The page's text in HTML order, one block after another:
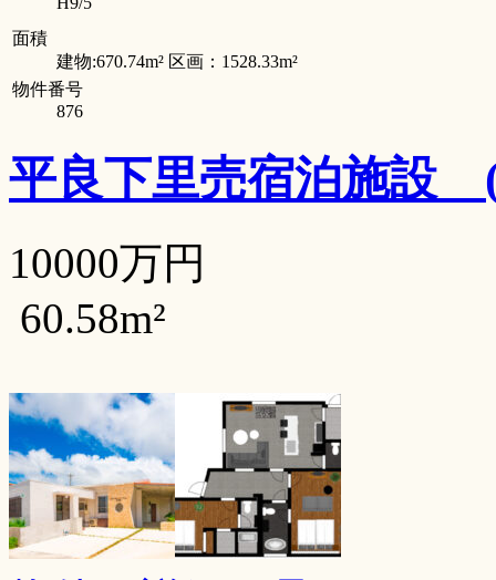
面積
建物:670.74m² 区画：1528.33m²
物件番号
876
平良下里売宿泊施設
10000万円
60.58m²